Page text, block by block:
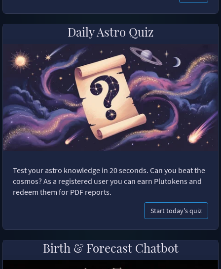
Daily Astro Quiz
Test your astro knowledge in 20 seconds. Can you beat the
cosmos? As a registered user you can earn Plutokens and
redeem them for PDF reports.
Start today's quiz
Birth & Forecast Chatbot